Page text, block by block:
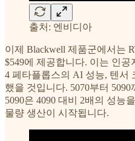
출처: 엔비디아
이제 Blackwell 제품군에서는
$549에 제공합니다. 이는 인
4 페타플롭스의 AI 성능, 텐서
했을 것입니다. 5070부터
5090은 4090 대비 2배의 성능
물량 생산이 시작됩니다.